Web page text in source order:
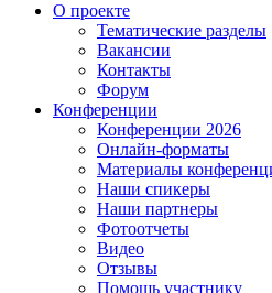
О проекте
Тематические разделы
Вакансии
Контакты
Форум
Конференции
Конференции 2026
Онлайн-форматы
Материалы
Наши спикеры
Наши партнеры
Фотоотчеты
Видео
Отзывы
Помощь участнику